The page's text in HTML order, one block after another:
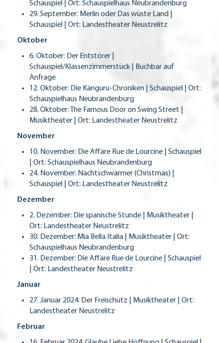
Schauspiel | Ort: Schauspielhaus Neubrandenburg
29. September: Merlin oder Das wüste Land |
Schauspiel | Ort: Landestheater Neustrelitz
Oktober
6. Oktober: Der Entstörer |
Schauspiel/Klassenzimmerstück | Buchbar auf
Anfrage
12. Oktober: Die Känguru-Chroniken | Schauspiel | Ort:
Schauspielhaus Neubrandenburg
28. Oktober: The Famous Door on Swing Street |
Musiktheater | Ort: Landestheater Neustrelitz
November
10. November: Die Affäre Rue de Lourcine | Schauspiel
| Ort: Schauspielhaus Neubrandenburg
24. November: Nachtschwärmer (Christmas) |
Schauspiel | Ort: Landestheater Neustrelitz
Dezember
2. Dezember: Die spanische Stunde | Musiktheater |
Ort: Landestheater Neustrelitz
30. Dezember: Mia Bella Italia | Musiktheater | Ort:
Schauspielhaus Neubrandenburg
31. Dezember: Die Affäre Rue de Lourcine | Schauspiel
| Ort: Landestheater Neustrelitz
Januar
27. Januar 2024: Der Freischütz | Musiktheater | Ort:
Landestheater Neustrelitz
Februar